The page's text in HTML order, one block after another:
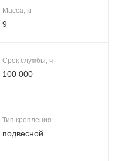
Масса, кг
9
Срок службы, ч
100 000
Тип крепления
подвесной